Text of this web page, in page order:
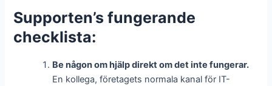
Supporten’s fungerande
checklista:
Be någon om hjälp direkt om det inte fungerar.
En kollega, företagets normala kanal för IT-